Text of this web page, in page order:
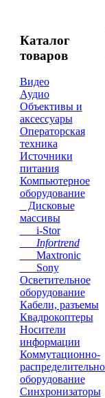
Каталог
товаров
Видео
Аудио
Объективы и
аксессуары
Операторская
техника
Источники
питания
Компьютерное
оборудование
Дисковые
массивы
i-Stor
Infortrend
Maxtronic
Sony
Осветительное
оборудование
Кабели, разъемы
Квадрокоптеры
Носители
информации
Коммутационно-
оборудование
Синхронизаторы